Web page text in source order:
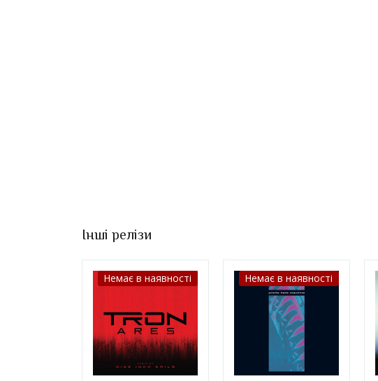
Інші релізи
Немає в наявності Немає в наявності